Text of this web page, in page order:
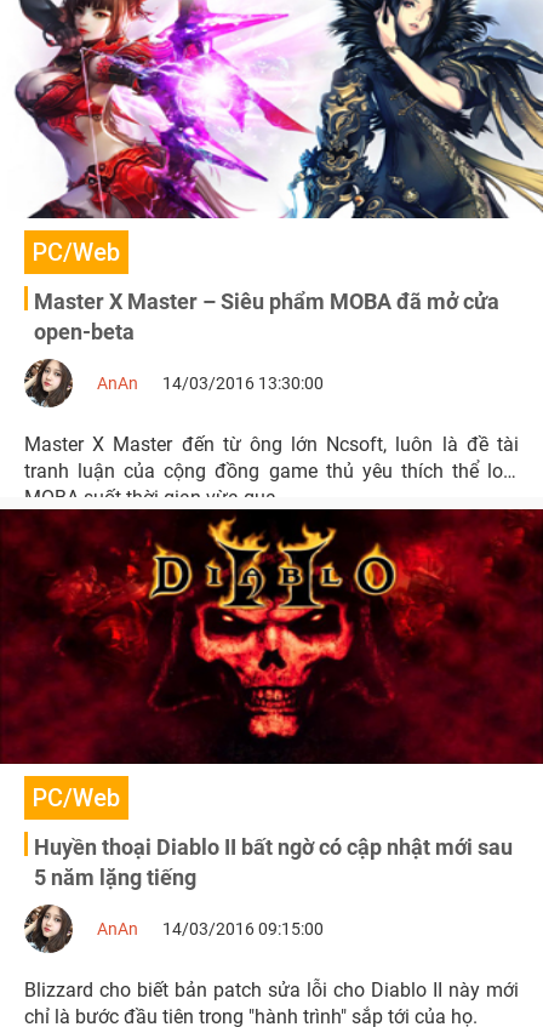
PC/Web
Master X Master – Siêu phẩm MOBA đã mở cửa
open-beta
AnAn 14/03/2016 13:30:00
Master X Master đến từ ông lớn Ncsoft, luôn là đề tài
tranh luận của cộng đồng game thủ yêu thích thể loại
MOBA suốt thời gian vừa qua
PC/Web
Huyền thoại Diablo II bất ngờ có cập nhật mới sau
5 năm lặng tiếng
AnAn 14/03/2016 09:15:00
Blizzard cho biết bản patch sửa lỗi cho Diablo II này mới
chỉ là bước đầu tiên trong "hành trình" sắp tới của họ.